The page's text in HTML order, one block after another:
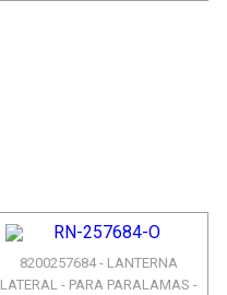
8200257684 - LANTERNA
LATERAL - PARA PARALAMAS -